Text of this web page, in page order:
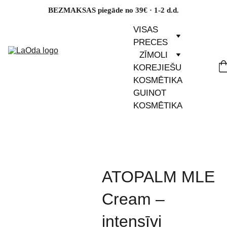
BEZMAKSAS piegāde no 39€ · 1-2 d.d.
VISAS
PRECES
ZĪMOLI
KOREJIEŠU
KOSMĒTIKA
GUINOT
KOSMĒTIKA
ATOPALM MLE
Cream –
intensīvi